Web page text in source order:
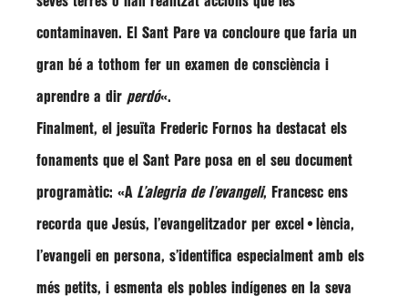
contaminaven. El Sant Pare va concloure que faria un
gran bé a tothom fer un examen de consciència i
aprendre a dir perdó«.
Finalment, el jesuïta Frederic Fornos ha destacat els
fonaments que el Sant Pare posa en el seu document
programàtic: «A L’alegria de l’evangeli, Francesc ens
recorda que Jesús, l’evangelitzador per excel•lència,
l’evangeli en persona, s’identifica especialment amb els
més petits, i esmenta els pobles indígenes en la seva